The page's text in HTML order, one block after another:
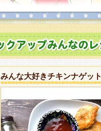
みんな大好きチキンナゲット